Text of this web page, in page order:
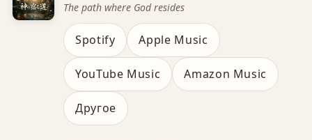
The path where God resides
Spotify Apple Music
YouTube Music Amazon Music
Другое